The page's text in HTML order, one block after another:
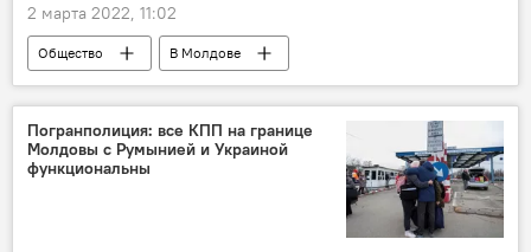
2 марта 2022, 11:02
Общество В Молдове
Погранполиция: все КПП на границе
Молдовы с Румынией и Украиной
функциональны